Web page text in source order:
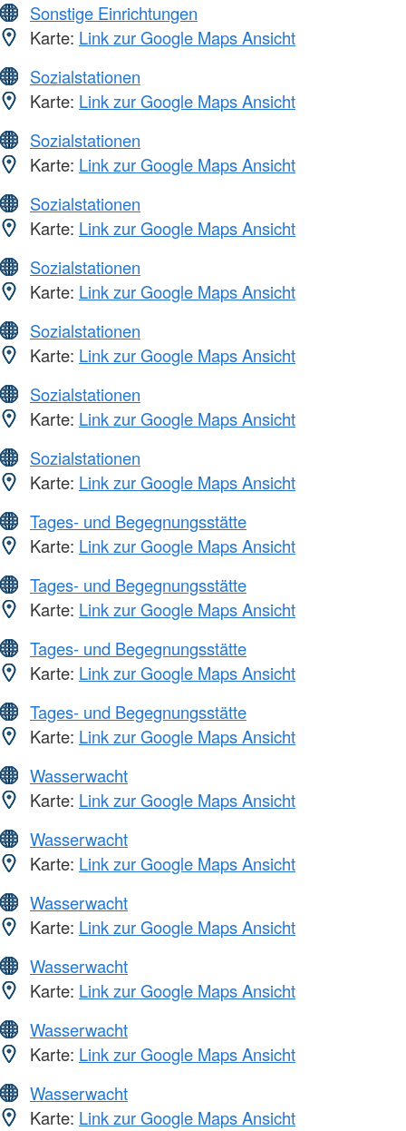
Sonstige Einrichtungen
Karte: Link zur Google Maps Ansicht
Sozialstationen
Karte: Link zur Google Maps Ansicht
Sozialstationen
Karte: Link zur Google Maps Ansicht
Sozialstationen
Karte: Link zur Google Maps Ansicht
Sozialstationen
Karte: Link zur Google Maps Ansicht
Sozialstationen
Karte: Link zur Google Maps Ansicht
Sozialstationen
Karte: Link zur Google Maps Ansicht
Sozialstationen
Karte: Link zur Google Maps Ansicht
Tages- und Begegnungsstätte
Karte: Link zur Google Maps Ansicht
Tages- und Begegnungsstätte
Karte: Link zur Google Maps Ansicht
Tages- und Begegnungsstätte
Karte: Link zur Google Maps Ansicht
Tages- und Begegnungsstätte
Karte: Link zur Google Maps Ansicht
Wasserwacht
Karte: Link zur Google Maps Ansicht
Wasserwacht
Karte: Link zur Google Maps Ansicht
Wasserwacht
Karte: Link zur Google Maps Ansicht
Wasserwacht
Karte: Link zur Google Maps Ansicht
Wasserwacht
Karte: Link zur Google Maps Ansicht
Wasserwacht
Karte: Link zur Google Maps Ansicht